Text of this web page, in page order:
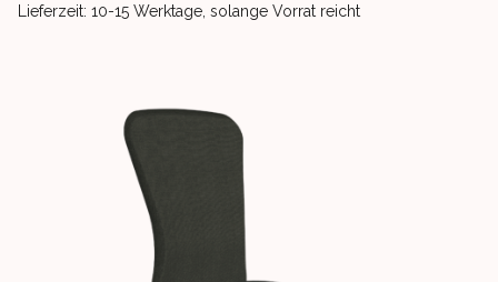
Product delivery information
Lieferzeit: 10-15 Werktage, solange Vorrat reicht